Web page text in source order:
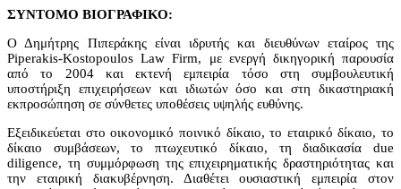
ΣΥΝΤΟΜΟ ΒΙΟΓΡΑΦΙΚΟ:
Ο Δημήτρης Πιπεράκης είναι ιδρυτής και διευθύνων εταίρος της
Piperakis-Kostopoulos Law Firm, με ενεργή δικηγορική παρουσία
από το 2004 και εκτενή εμπειρία τόσο στη συμβουλευτική
υποστήριξη επιχειρήσεων και ιδιωτών όσο και στη δικαστηριακή
εκπροσώπηση σε σύνθετες υποθέσεις υψηλής ευθύνης.
Εξειδικεύεται στο οικονομικό ποινικό δίκαιο, το εταιρικό δίκαιο, το
δίκαιο συμβάσεων, το πτωχευτικό δίκαιο, τη διαδικασία due
diligence, τη συμμόρφωση της επιχειρηματικής δραστηριότητας και
την εταιρική διακυβέρνηση. Διαθέτει ουσιαστική εμπειρία στον